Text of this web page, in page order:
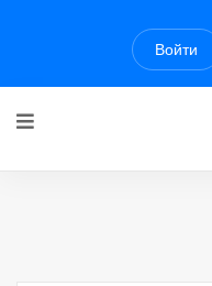
Войти